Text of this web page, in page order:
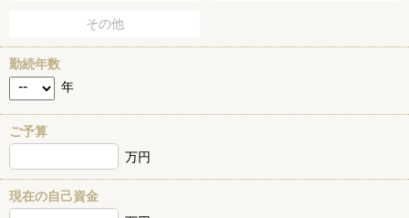
その他
勤続年数
年
ご予算
万円
現在の自己資金